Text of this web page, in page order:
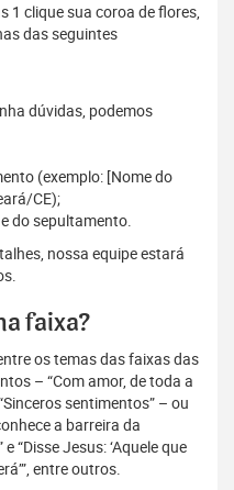
1 clique sua coroa de flores,
das seguintes
dúvidas, podemos
(exemplo: [Nome do
CE);
do sepultamento.
nossa equipe estará
faixa?
os temas das faixas das
– “Com amor, de toda a
sentimentos” – ou
a barreira da
“Disse Jesus: ‘Aquele que
entre outros.